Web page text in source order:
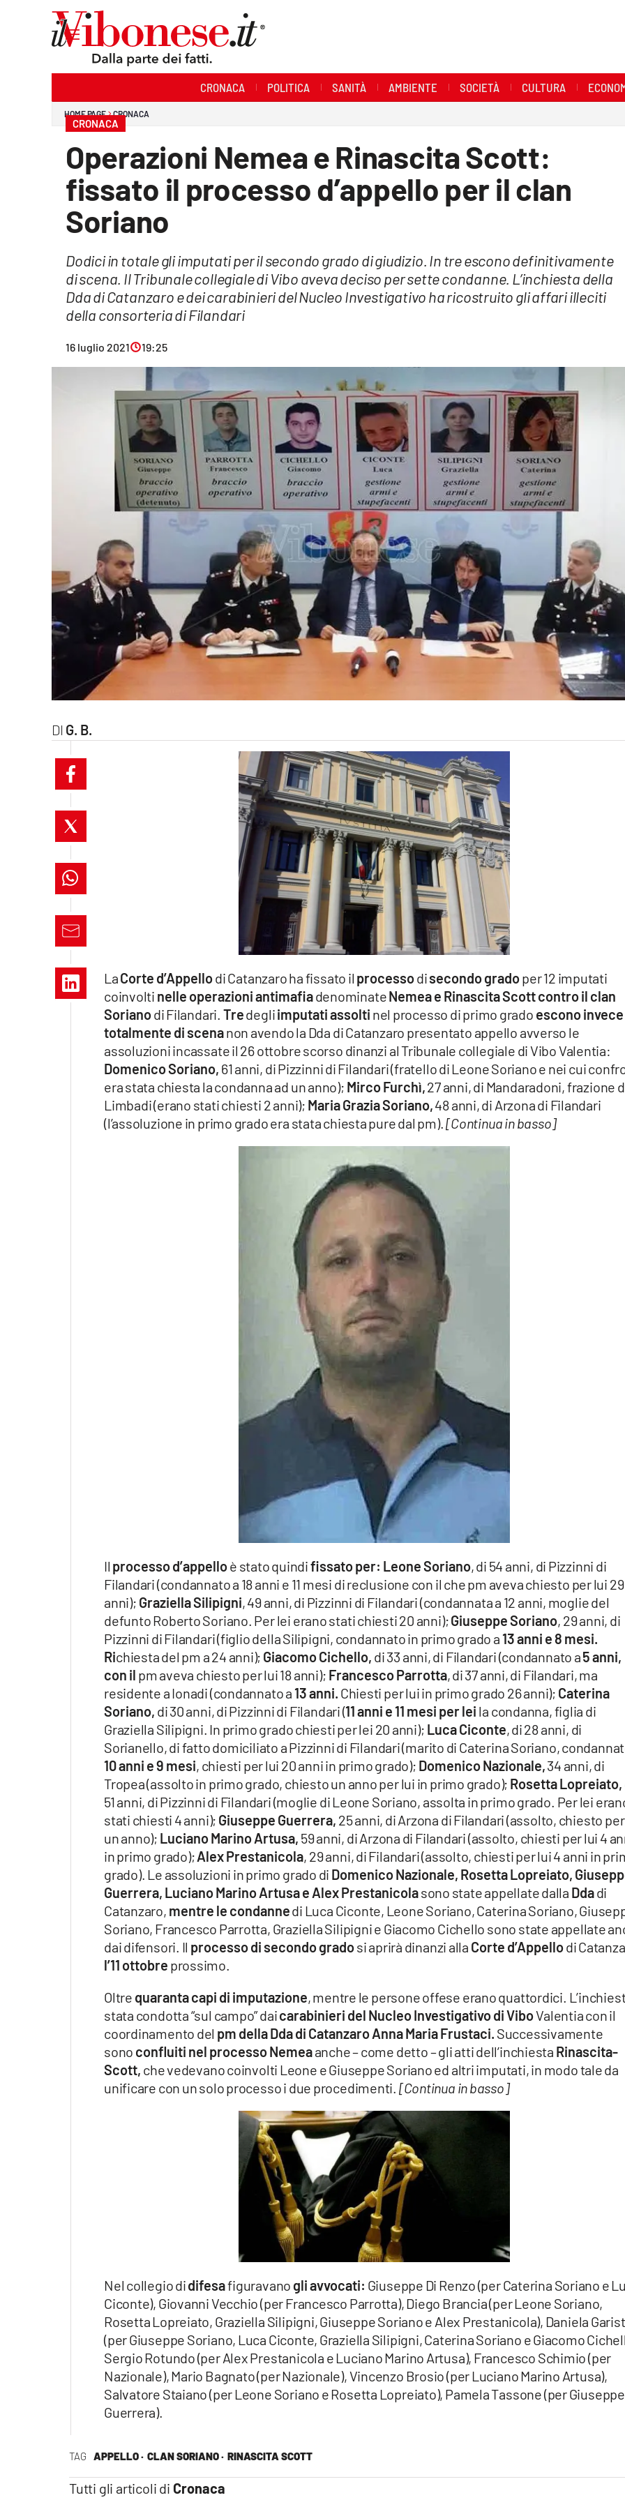
Economia e Lavoro
cosenzachannel.it
catanzarochannel.it
lacapitalenews.it
Vai
CRONACA POLITICA SANITÀ AMBIENTE SOCIETÀ CULTURA
HOME PAGE CRONACA
CRONACA
Operazioni Nemea e Rinascita Scott:
fissato il processo d’appello per il clan
Soriano
Dodici in totale gli imputati per il secondo grado di giudizio. In tre escono definitivamente
di scena. Il Tribunale collegiale di Vibo aveva deciso per sette condanne. L’inchiesta della
Dda di Catanzaro e dei carabinieri del Nucleo Investigativo ha ricostruito gli affari illeciti
della consorteria di Filandari
16 luglio 2021 19:25
G. B.
TAG APPELLO · CLAN SORIANO · RINASCITA SCOTT
Tutti gli articoli di Cronaca
LaCorte d’Appellodi Catanzaro ha fissato il processodisecondo gradoper 12 imputati
coinvolti nelle operazioni antimafiadenominateNemea e Rinascita Scott contro il clan
Sorianodi Filandari. Tredegliimputatiassolti nel processo di primo grado escono invece
totalmente di scenanon avendo la Dda di Catanzaro presentato appello avverso le
assoluzioni incassate il 26 ottobre scorso dinanzi al Tribunale collegiale di Vibo Valentia:
Domenico Soriano, 61 anni, di Pizzinni di Filandari (fratello di Leone Soriano e nei cui
era stata chiesta la condanna ad un anno); Mirco Furchì,27 anni, di Mandaradoni, frazione
Limbadi (erano stati chiesti 2 anni); Maria Grazia Soriano,48 anni, di Arzona di Filandari
(l’assoluzione in primo grado era stata chiesta pure dal pm).[Continua in basso]
Il processo d’appelloè stato quindifissato per: Leone Soriano, di 54 anni, di Pizzinni di
Filandari (condannato a 18 anni e 11 mesi di reclusione con il che pm aveva chiesto per lui 29
anni); Graziella Silipigni, 49 anni, di Pizzinni di Filandari (condannata a 12 anni, moglie del
defunto Roberto Soriano. Per lei erano stati chiesti 20 anni);Giuseppe Soriano, 29 anni, di
Pizzinni di Filandari (figlio della Silipigni, condannato in primo grado a 13 anni e 8 mesi.
Richiesta del pm a 24 anni); Giacomo Cichello, di 33 anni, di Filandari (condannato a5 anni,
con il pm aveva chiesto per lui 18 anni); Francesco Parrotta, di 37 anni, di Filandari, ma
residente a Ionadi (condannato a 13 anni. Chiesti per lui in primo grado 26 anni); Caterina
Soriano, di 30 anni, di Pizzinni di Filandari (11 anni e 11 mesi per lei la condanna, figlia di
Graziella Silipigni. In primo grado chiesti per lei 20 anni); Luca Ciconte, di 28 anni, di
Sorianello, di fatto domiciliato a Pizzinni di Filandari (marito di Caterina Soriano,
10 anni e 9 mesi, chiesti per lui 20 anni in primo grado); Domenico Nazionale,34 anni, di
Tropea (assolto in primo grado, chiesto un anno per lui in primo grado); Rosetta Lopreiato,
51 anni, di Pizzinni di Filandari (moglie di Leone Soriano, assolta in primo grado. Per lei
stati chiesti 4 anni); Giuseppe Guerrera, 25 anni, di Arzona di Filandari (assolto, chiesto
un anno); Luciano Marino Artusa, 59 anni, di Arzona di Filandari (assolto, chiesti per lui 4
in primo grado);Alex Prestanicola, 29 anni, di Filandari (assolto, chiesti per lui 4 anni in
grado). Le assoluzioni in primo grado di Domenico Nazionale, Rosetta Lopreiato,
Guerrera, Luciano Marino Artusa e Alex Prestanicolasono state appellate dalla Ddadi
Catanzaro, mentre le condannedi Luca Ciconte, Leone Soriano, Caterina Soriano,
Soriano, Francesco Parrotta, Graziella Silipigni e Giacomo Cichello sono state appellate
dai difensori. Il processo di secondo gradosi aprirà dinanzi alla Corte d’Appellodi
l’11 ottobre prossimo.
Oltre quaranta capi di imputazione, mentre le persone offese erano quattordici.
stata condotta “sul campo” daicarabinieri del Nucleo Investigativo di ViboValentia con il
coordinamento del pm della Dda di Catanzaro Anna Maria Frustaci. Successivamente
sono confluiti nel processo Nemeaanche – come detto – gli atti dell’inchiesta Rinascita-
Scott, che vedevano coinvolti Leone e Giuseppe Soriano ed altri imputati, in modo tale da
unificare con un solo processo i due procedimenti. [Continua in basso]
Nel collegio didifesafiguravano gli avvocati: Giuseppe Di Renzo (per Caterina Soriano e
Ciconte), Giovanni Vecchio (per Francesco Parrotta), Diego Brancia (per Leone Soriano,
Rosetta Lopreiato, Graziella Silipigni, Giuseppe Soriano e Alex Prestanicola), Daniela
(per Giuseppe Soriano, Luca Ciconte, Graziella Silipigni, Caterina Soriano e Giacomo
Sergio Rotundo (per Alex Prestanicola e Luciano Marino Artusa), Francesco Schimio (per
Nazionale), Mario Bagnato (per Nazionale), Vincenzo Brosio (per Luciano Marino Artusa),
Salvatore Staiano (per Leone Soriano e Rosetta Lopreiato), Pamela Tassone (per Giuseppe
Guerrera).